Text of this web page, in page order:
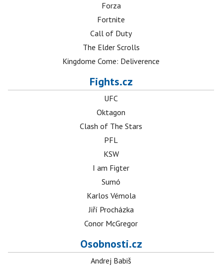
Forza
Fortnite
Call of Duty
The Elder Scrolls
Kingdome Come: Deliverence
Fights.cz
UFC
Oktagon
Clash of The Stars
PFL
KSW
I am Figter
Sumó
Karlos Vémola
Jiří Procházka
Conor McGregor
Osobnosti.cz
Andrej Babiš